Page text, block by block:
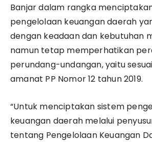
Banjar dalam rangka
pengelolaan keuangan daerah
dengan keadaan dan kebutuhan
namun tetap memperhatikan
perundang-undangan, yaitu
amanat PP Nomor 12 tahun 2019.
“Untuk menciptakan sistem
keuangan daerah melalui
tentang Pengelolaan Keuangan